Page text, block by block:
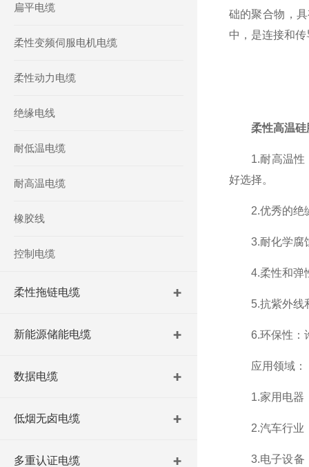
扁平电缆
柔性变频伺服电机电缆
柔性动力电缆
绝缘电线
耐低温电缆
耐高温电缆
橡胶线
控制电缆
柔性拖链电缆
新能源储能电缆
数据电缆
低烟无卤电缆
多重认证电缆
础的聚合物，
中，是连接和
柔性高温硅
1.耐高温性：
好选择。
2.优秀的绝缘
3.耐化学腐蚀
4.柔性和弹性
5.抗紫外线和
6.环保性：许
应用领域：
1.家用电器：
2.汽车行业：
3.电子设备：